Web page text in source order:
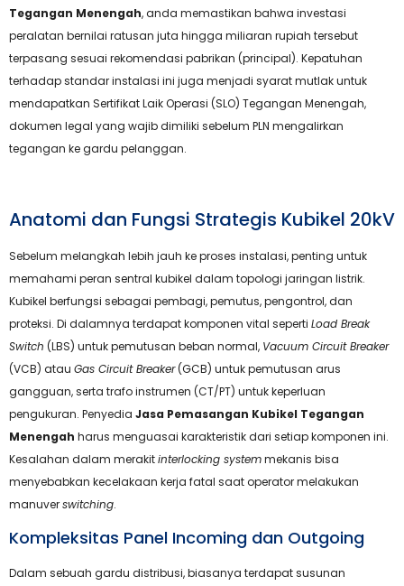
Tegangan Menengah, anda memastikan bahwa investasi
peralatan bernilai ratusan juta hingga miliaran rupiah tersebut
terpasang sesuai rekomendasi pabrikan (principal). Kepatuhan
terhadap standar instalasi ini juga menjadi syarat mutlak untuk
mendapatkan Sertifikat Laik Operasi (SLO) Tegangan Menengah,
dokumen legal yang wajib dimiliki sebelum PLN mengalirkan
tegangan ke gardu pelanggan.
Anatomi dan Fungsi Strategis Kubikel 20kV
Sebelum melangkah lebih jauh ke proses instalasi, penting untuk
memahami peran sentral kubikel dalam topologi jaringan listrik.
Kubikel berfungsi sebagai pembagi, pemutus, pengontrol, dan
proteksi. Di dalamnya terdapat komponen vital seperti Load Break
Switch (LBS) untuk pemutusan beban normal, Vacuum Circuit Breaker
(VCB) atau Gas Circuit Breaker(GCB) untuk pemutusan arus
gangguan, serta trafo instrumen (CT/PT) untuk keperluan
pengukuran. Penyedia Jasa Pemasangan Kubikel Tegangan
Menengah harus menguasai karakteristik dari setiap komponen ini.
Kesalahan dalam merakitinterlocking systemmekanis bisa
menyebabkan kecelakaan kerja fatal saat operator melakukan
manuverswitching.
Kompleksitas Panel Incoming dan Outgoing
Dalam sebuah gardu distribusi, biasanya terdapat susunan